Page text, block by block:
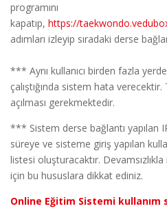
programını
kapatıp, https://
adımları izleyip sıradaki derse
*** Aynı kullanıcı birden fazla
çalıştığında sistem hata
açılması gerekmektedir.
*** Sistem derse bağlantı yapılan
süreye ve sisteme giriş yapılan
listesi oluşturacaktır.
için bu hususlara dikkat ediniz.
Online Eğitim Sistemi kullanım